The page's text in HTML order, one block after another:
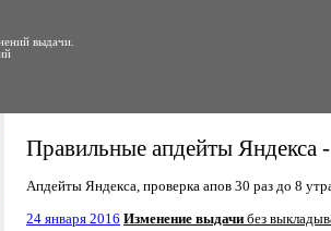
выдачи.
Правильные апдейты Яндекса
Апдейты Яндекса, проверка апов 30 раз до 8
24 января 2016 Изменение выдачи без